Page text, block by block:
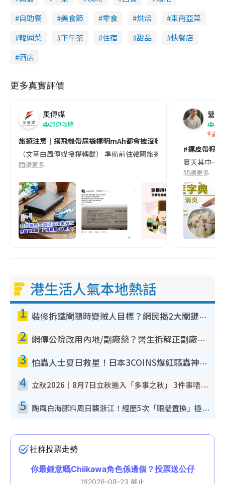
自助餐
美食節 零食 烘焙
東南亞菜
韓國菜
下午茶 住宿 甜品
快餐店
酒店
更多真實評價
風傳媒
旅遊攻略
旅遊注意｜搭飛機帶尿袋標明mAh都會被沒收😱出發前切記檢查
（文章由風傳媒授權轉載） 準備前往韓國旅遊的民眾，近期要
閱讀更多
營養
香港
#連皮帶籽
夏天其中一
閱讀更多
港生活人氣本地熱話
1 裝修拆鐵閘隨時變賊人目標？網民揭2大關鍵用途：裝新式等於白裝？附新舊鐵閘分別
2 網傳公院改用內地/副廠藥？醫生拆解正副廠分別 揭4類人換藥隨時出事
3 怕蟲人士夏日救星！日本3COINS爆紅驅蟲神器$45起 1招「全程免觸碰」輕鬆搞定小強
4 立秋2026｜8月7日立秋進入「多事之秋」 3件事唔做得！專家教6招開運 清枱頭／銀包納氣接好運
5 颱風白海豚料周日襲浙江！經歷5次「眼牆置換」極罕見 成登陸內地最長途颱風